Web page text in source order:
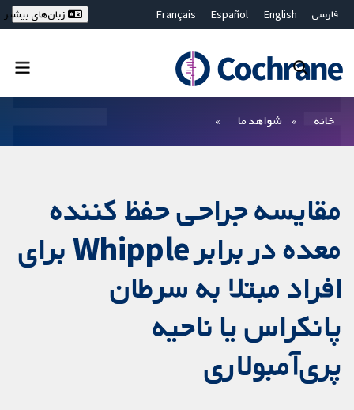
فارسی English
Español
Français
Bahasa Malaysia
ไทย
繁體中文
زبان‌های بیشتر
خانه شواهد ما
مقایسه جراحی حفظ کننده
معده در برابر Whipple برای
افراد مبتلا به سرطان
پانکراس یا ناحیه
پری‌آمبولاری